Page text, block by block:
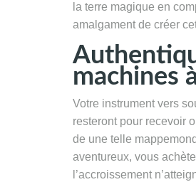
la terre magique en
amalgament de créer
machines
Votre instrument vers
resteront pour recevoir
de une telle
aventureux, vous
l’accroissement